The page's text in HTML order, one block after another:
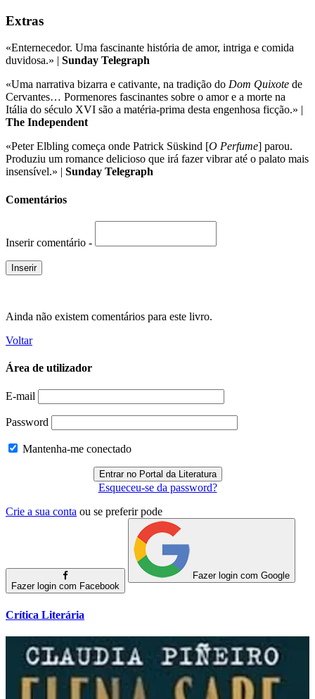
Extras
«Enternecedor. Uma fascinante história de amor, intriga e comida
duvidosa.» | Sunday Telegraph
«Uma narrativa bizarra e cativante, na tradição do Dom Quixote de
Cervantes… Pormenores fascinantes sobre o amor e a morte na
Itália do século XVI são a matéria-prima desta engenhosa ficção.» |
The Independent
«Peter Elbling começa onde Patrick Süskind [O Perfume] parou.
Produziu um romance delicioso que irá fazer vibrar até o palato mais
insensível.» | Sunday Telegraph
Comentários
Inserir comentário -
Ainda não existem comentários para este livro.
Voltar
Área de utilizador
E-mail
Password
Mantenha-me conectado
Esqueceu-se da password?
Crie a sua conta ou se preferir pode
Fazer login com Facebook
Fazer login com Google
Crítica Literária